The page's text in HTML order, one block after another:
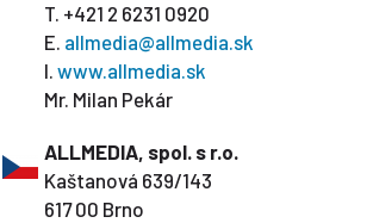
T. +421 2 6231 0920
E. allmedia@allmedia.sk
I. www.allmedia.sk
Mr. Milan Pekár
ALLMEDIA, spol. s r.o.
Kaštanová 639/143
617 00 Brno